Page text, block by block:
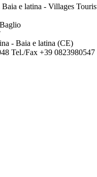
e latina - Villages
- Baia e latina (CE)
Tel./Fax +39 0823980547